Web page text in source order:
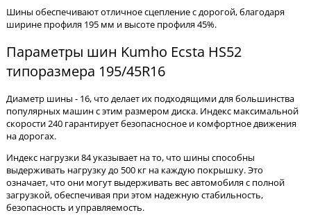
Шины обеспечивают отличное сцепление с дорогой, благодаря
ширине профиля 195 мм и высоте профиля 45%.
Параметры шин Kumho Ecsta HS52
типоразмера 195/45R16
Диаметр шины - 16, что делает их подходящими для большинства
популярных машин с этим размером диска. Индекс максимальной
скорости 240 гарантирует безопасносное и комфортное движения
на дорогах.
Индекс нагрузки 84 указывает на то, что шины способны
выдерживать нагрузку до 500 кг на каждую покрышку. Это
означает, что они могут выдерживать вес автомобиля с полной
загрузкой, обеспечивая при этом надежную стабильность,
безопасность и управляемость.